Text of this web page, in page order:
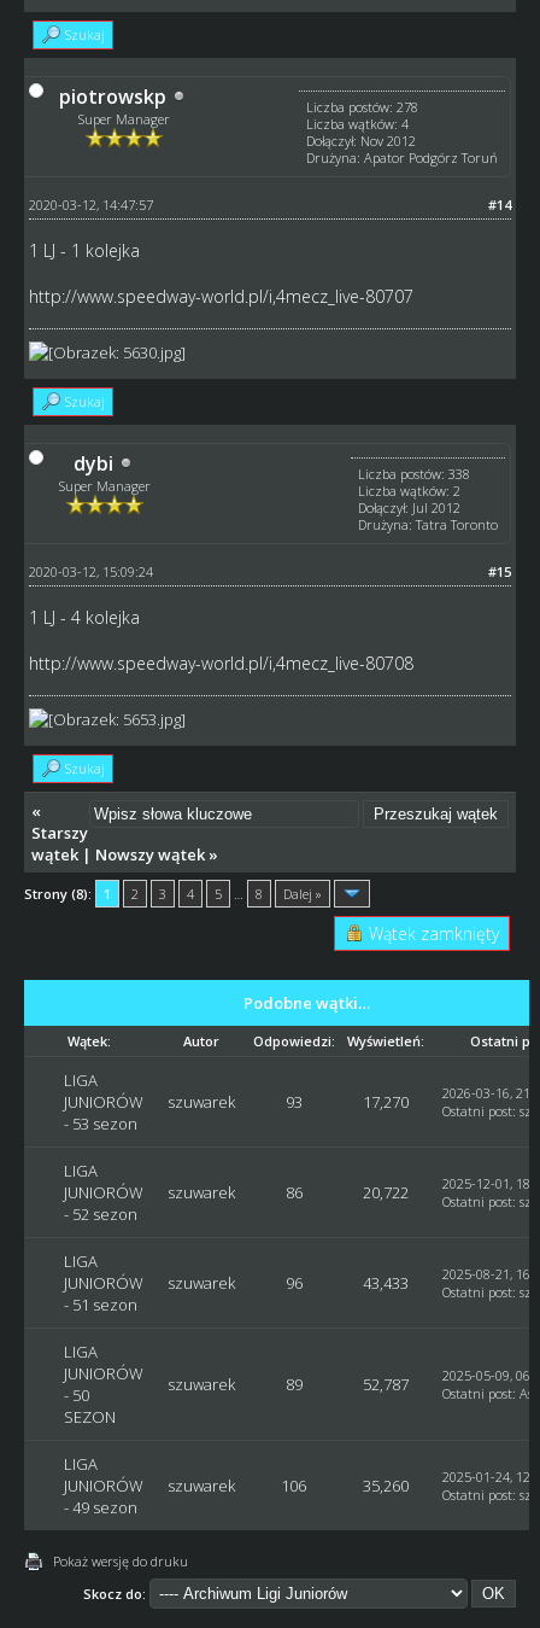
Szukaj
piotrowskp
Super Manager
Liczba postów: 278
Liczba wątków: 4
Dołączył: Nov 2012
Drużyna: Apator Podgórz Toruń
#14
2020-03-12, 14:47:57
1 LJ - 1 kolejka
http://www.speedway-world.pl/i,4mecz_live-80707
Szukaj
dybi
Super Manager
Liczba postów: 338
Liczba wątków: 2
Dołączył: Jul 2012
Drużyna: Tatra Toronto
#15
2020-03-12, 15:09:24
1 LJ - 4 kolejka
http://www.speedway-world.pl/i,4mecz_live-80708
Szukaj
«
Starszy
wątek| Nowszy wątek»
Strony (8): 1 2 3 4 5 8 Dalej »
Wątek zamknięty
Podobne wątki…
Wątek: Autor Odpowiedzi: Wyświetleń: Ostatni
LIGA
JUNIORÓW
- 53 sezon
szuwarek 93 17,270
2026-03-16,
Ostatni post:
LIGA
JUNIORÓW
- 52 sezon
szuwarek 86 20,722
2025-12-01,
Ostatni post:
LIGA
JUNIORÓW
- 51 sezon
szuwarek 96 43,433
2025-08-21,
Ostatni post:
LIGA
JUNIORÓW
- 50
SEZON
szuwarek 89 52,787
2025-05-09,
Ostatni post:
LIGA
JUNIORÓW
- 49 sezon
szuwarek 106 35,260
2025-01-24,
Ostatni post:
Pokaż wersję do druku
Skocz do: